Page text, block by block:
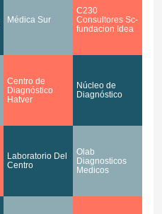
Médica Sur
C230
Consultores Sc-
fundacion Idea
Centro de
Diagnóstico
Hatver
Núcleo de
Diagnóstico
Laboratorio Del
Centro
Olab
Diagnosticos
Medicos